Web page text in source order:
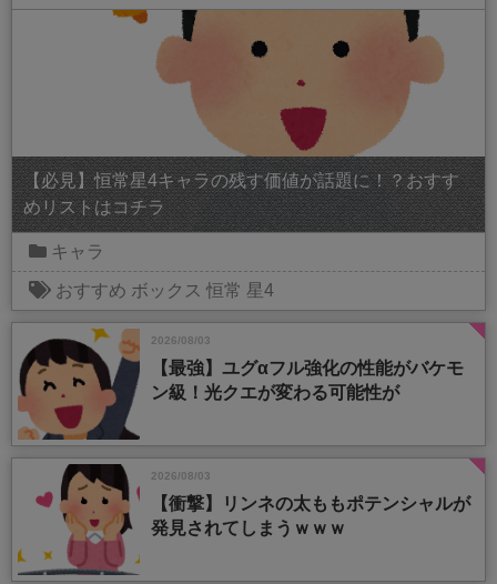
【必見】恒常星4キャラの残す価値が話題に！？おすす
めリストはコチラ
キャラ
おすすめ ボックス 恒常 星4
2026/08/03
【最強】ユグαフル強化の性能がバケモ
ン級！光クエが変わる可能性が
2026/08/03
【衝撃】リンネの太ももポテンシャルが
発見されてしまうｗｗｗ